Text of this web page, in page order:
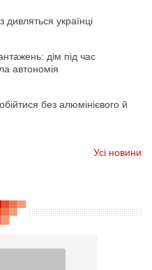
українці
дім під час
автономія
без алюмінієвого й
Усі новини